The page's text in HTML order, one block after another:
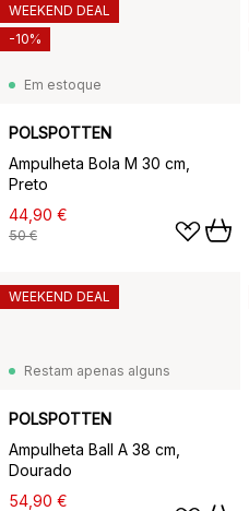
Em estoque
POLSPOTTEN
Ampulheta Bola M 30 cm,
Preto
44,90 €
50 €
WEEKEND DEAL
-10%
Restam apenas alguns
POLSPOTTEN
Ampulheta Ball A 38 cm,
Dourado
54,90 €
WEEKEND DEAL